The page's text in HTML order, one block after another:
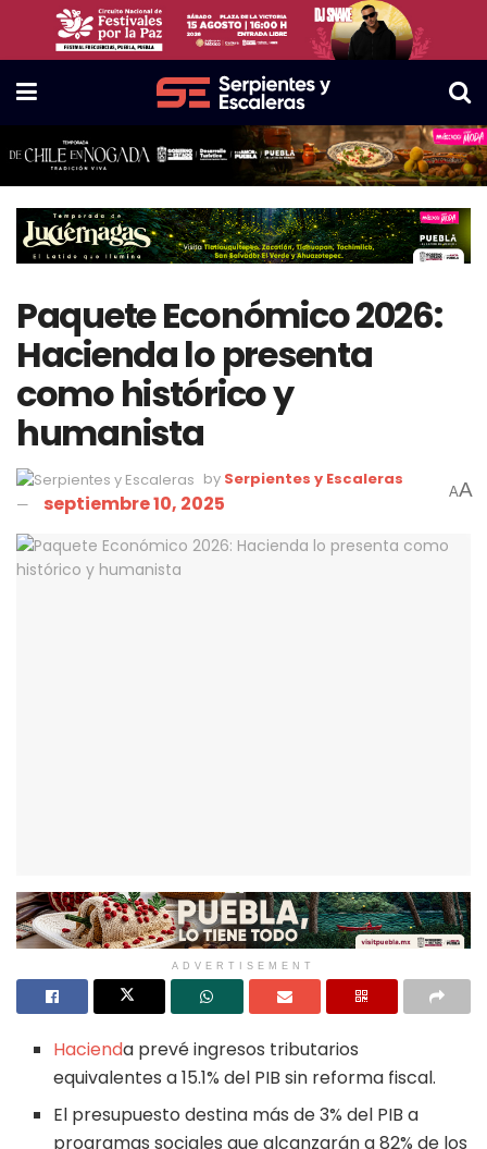
Paquete Económico 2026:
Hacienda lo presenta
como histórico y
humanista
by Serpientes y Escaleras
septiembre 10, 2025 AA
ADVERTISEMENT
Hacienda prevé ingresos tributarios
equivalentes a 15.1% del PIB sin reforma fiscal.
El presupuesto destina más de 3% del PIB a
programas sociales que alcanzarán a 82% de los